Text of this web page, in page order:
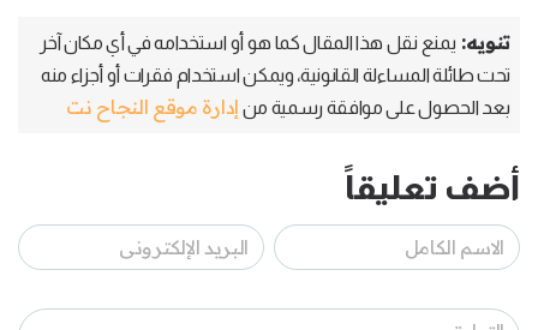
تنويه: يمنع نقل هذا المقال كما هو أو استخدامه في أي مكان آخر
تحت طائلة المساءلة القانونية، ويمكن استخدام فقرات أو أجزاء منه
بعد الحصول على موافقة رسمية من إدارة موقع النجاح نت
أضف تعليقاً